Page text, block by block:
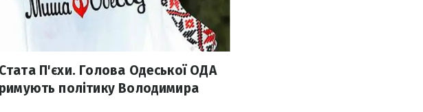
П'єхи. Голова Одеської ОДА
політику Володимира